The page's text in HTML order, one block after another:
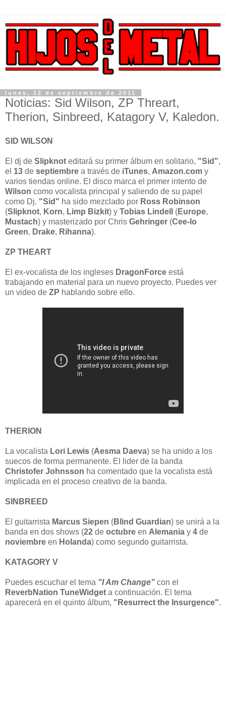
lunes, 12 de septiembre de 2011
Noticias: Sid Wilson, ZP Threart,
Therion, Sinbreed, Katagory V, Kaledon.
SID WILSON
El dj de Slipknot editará su primer álbum en solitario, "Sid",
el 13 de septiembre a través de iTunes, Amazon.com y
varios tiendas online. El disco marca el primer intento de
Wilson como vocalista principal y saliendo de su papel
como Dj. "Sid" ha sido mezclado por Ross Robinson
(Slipknot, Korn, Limp Bizkit) y Tobias Lindell (Europe,
Mustach) y masterizado por Chris Gehringer (Cee-lo
Green, Drake, Rihanna).
ZP THEART
El ex-vocalista de los ingleses DragonForce está
trabajando en material para un nuevo proyecto. Puedes ver
un video de ZP hablando sobre ello.
THERION
La vocalista Lori Lewis (Aesma Daeva) se ha unido a los
suecos de forma permanente. El lider de la banda
Christofer Johnsson ha comentado que la vocalista está
implicada en el proceso creativo de la banda.
SINBREED
El guitarrista Marcus Siepen (Blind Guardian) se unirá a la
banda en dos shows (22 de octubre en Alemania y 4 de
noviembre en Holanda) como segundo guitarrista.
KATAGORY V
Puedes escuchar el tema "I Am Change" con el
ReverbNation TuneWidget a continuación. El tema
aparecerá en el quinto álbum, "Resurrect the Insurgence".